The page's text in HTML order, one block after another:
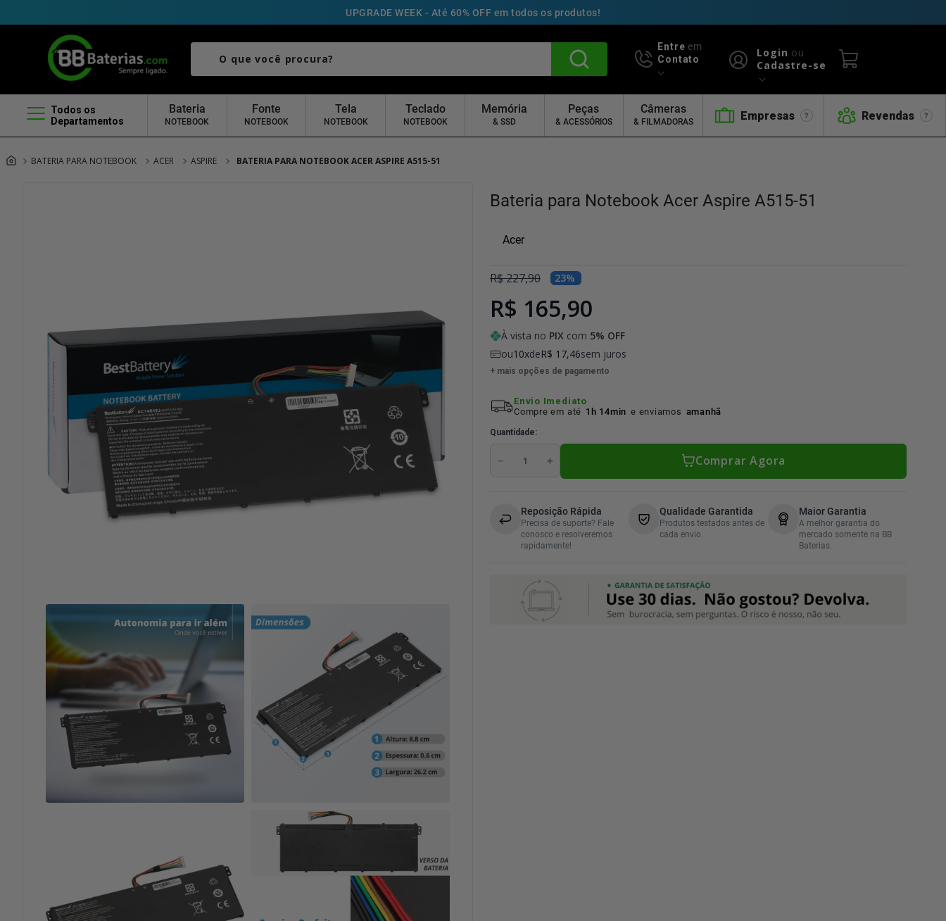
UPGRADE WEEK - Até 60% OFF em todos os produtos!
O que você procura? Entre em
Contato
Login ou
Cadastre-se
Todos os
Departamentos
Bateria
NOTEBOOK
Fonte
NOTEBOOK
Tela
NOTEBOOK
Teclado
NOTEBOOK
Memória
& SSD
Peças
& ACESSÓRIOS
Câmeras
& FILMADORAS Empresas Revendas
BATERIA PARA NOTEBOOK ACER ASPIRE BATERIA PARA NOTEBOOK ACER ASPIRE A515-51
Bateria para Notebook Acer Aspire A515-51
Acer
R$227,90 23%
R$ 165,90
À vista no PIX com 5% OFF
ou10 deR$ 17,46sem juros
+ mais opções de pagamento
Envio Imediato
Compre em até 1h 14min e enviamos amanhã
Quantidade
＋
－ Comprar Agora
Reposição Rápida
Precisa de suporte? Fale
conosco e resolveremos
rapidamente!
Qualidade Garantida
Produtos testados antes de
cada envio.
Maior Garantia
A melhor garantia do
mercado somente na BB
Baterias.